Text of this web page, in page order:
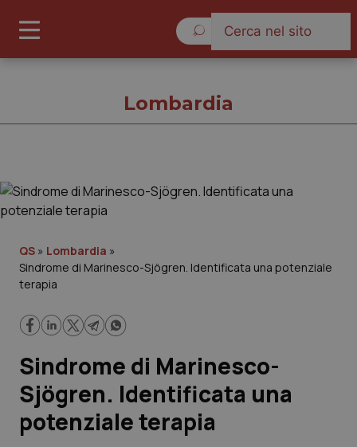
Governo e Parlamento
Regioni e Asl
Lavoro e Professioni
Scienza e Farmaci
Studi e Analisi
Lombardia
QS » Lombardia »
Sindrome di Marinesco-Sjögren. Identificata una potenziale
terapia
Sindrome di Marinesco-
Sjögren. Identificata una
potenziale terapia